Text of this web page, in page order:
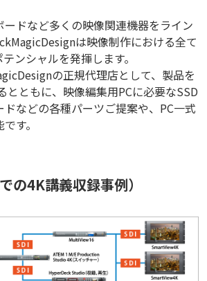
ードなど多くの映像関連機器をライン
は映像制作における全て
ンシャルを発揮します。
の正規代理店として、製品を
とともに、映像編集用PCに必要なSSD
などの各種パーツご提案や、PC一式
す。
の4K講義収録事例）